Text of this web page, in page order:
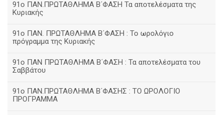
91ο ΠΑΝ.ΠΡΩΤΑΘΛΗΜΑ Β΄ΦΑΣΗ Τα αποτελέσματα της
Κυριακής
91ο ΠΑΝ. ΠΡΩΤΑΘΛΗΜΑ Β΄ΦΑΣΗ : Το ωρολόγιο
πρόγραμμα της Κυριακής
91ο ΠΑΝ ΠΡΩΤΑΘΛΗΜΑ Β΄ΦΑΣΗ : Τα αποτελέσματα του
Σαββάτου
91ο ΠΑΝ.ΠΡΩΤΑΘΛΗΜΑ Β΄ΦΑΣΗΣ : ΤΟ ΩΡΟΛΟΓΙΟ
ΠΡΟΓΡΑΜΜΑ